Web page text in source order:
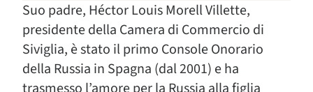
Suo padre, Héctor Louis Morell Villette,
presidente della Camera di Commercio di
Siviglia, è stato il primo Console Onorario
della Russia in Spagna (dal 2001) e ha